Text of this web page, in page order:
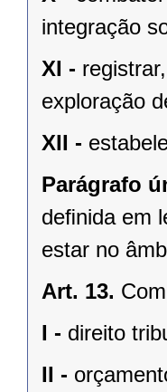
integração
XI -
exploração
XII -
Parágrafo
deﬁnida em
estar no
Art. 13.
I - direito
II -